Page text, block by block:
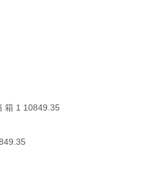
箱 1 10849.35